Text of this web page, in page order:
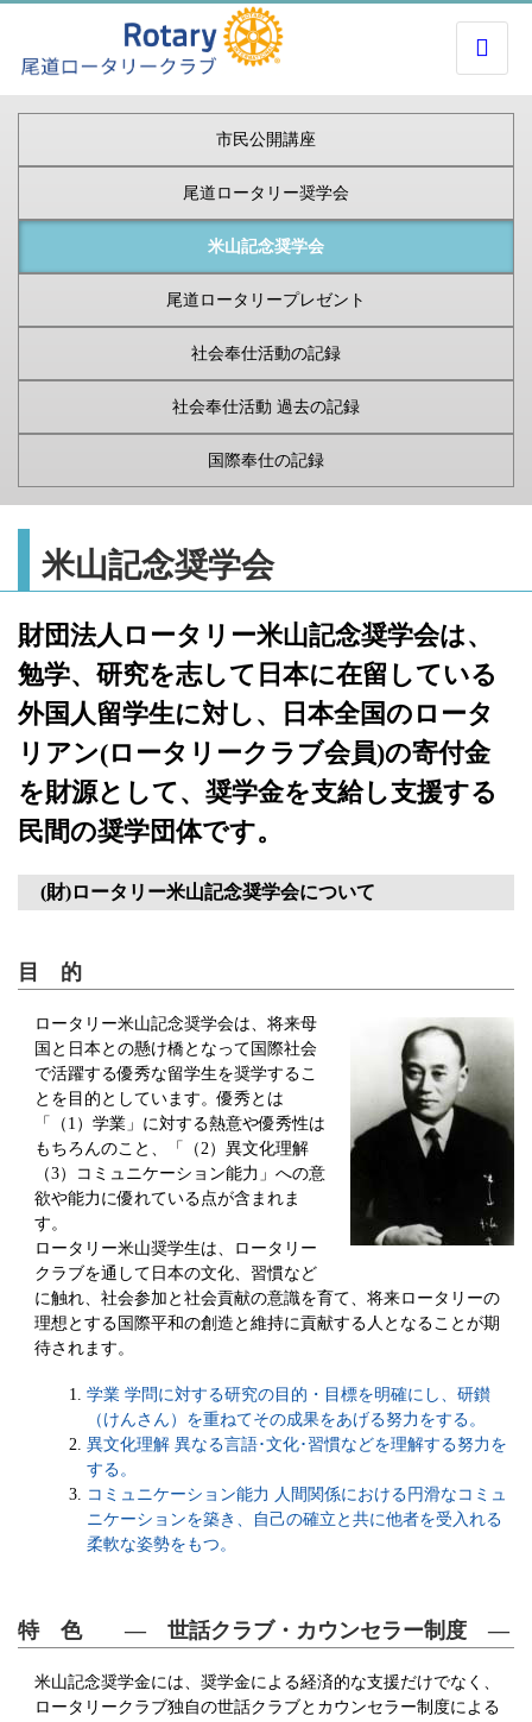
市民公開講座
尾道ロータリー奨学会
米山記念奨学会
尾道ロータリープレゼント
社会奉仕活動の記録
社会奉仕活動 過去の記録
国際奉仕の記録
米山記念奨学会
財団法人ロータリー米山記念奨学会は、
勉学、研究を志して日本に在留している
外国人留学生に対し、日本全国のロータ
リアン(ロータリークラブ会員)の寄付金
を財源として、奨学金を支給し支援する
民間の奨学団体です。
(財)ロータリー米山記念奨学会について
目 的
ロータリー米山記念奨学会は、将来母
国と日本との懸け橋となって国際社会
で活躍する優秀な留学生を奨学するこ
とを目的としています。優秀とは
「（1）学業」に対する熱意や優秀性は
もちろんのこと、「（2）異文化理解
（3）コミュニケーション能力」への意
欲や能力に優れている点が含まれま
す。
ロータリー米山奨学生は、ロータリー
クラブを通して日本の文化、習慣など
に触れ、社会参加と社会貢献の意識を育て、将来ロータリーの
理想とする国際平和の創造と維持に貢献する人となることが期
待されます。
学業 学問に対する研究の目的・目標を明確にし、研鑚
（けんさん）を重ねてその成果をあげる努力をする。
異文化理解 異なる言語･文化･習慣などを理解する努力を
する。
コミュニケーション能力 人間関係における円滑なコミュ
ニケーションを築き、自己の確立と共に他者を受入れる
柔軟な姿勢をもつ。
特 色 ― 世話クラブ・カウンセラー制度 ―
米山記念奨学金には、奨学金による経済的な支援だけでなく、
ロータリークラブ独自の世話クラブとカウンセラー制度による